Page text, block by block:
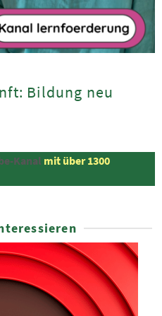
Bildung neu
Kanal mit über 1300